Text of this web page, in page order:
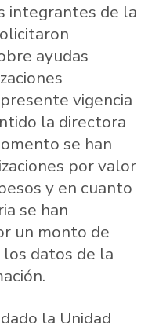
integrantes de la
ayudas
vigencia
la directora
se han
por valor
y en cuanto
se han
un monto de
datos de la
la Unidad